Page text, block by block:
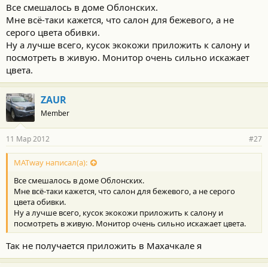
Все смешалось в доме Облонских.
Мне всё-таки кажется, что салон для бежевого, а не
серого цвета обивки.
Ну а лучше всего, кусок экокожи приложить к салону и
посмотреть в живую. Монитор очень сильно искажает
цвета.
ZAUR
Member
11 Мар 2012 #27
MATway написал(а):
Все смешалось в доме Облонских.
Мне всё-таки кажется, что салон для бежевого, а не серого
цвета обивки.
Ну а лучше всего, кусок экокожи приложить к салону и
посмотреть в живую. Монитор очень сильно искажает цвета.
Так не получается приложить в Махачкале я